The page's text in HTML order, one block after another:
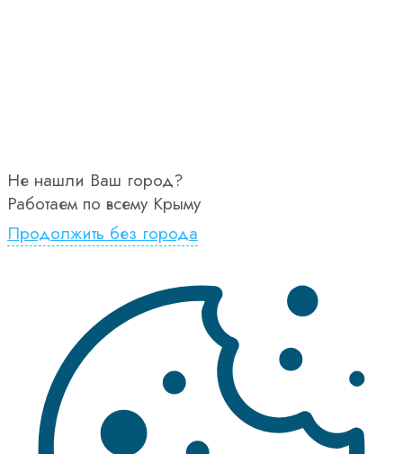
Не нашли Ваш город?
Работаем по всему Крыму
Продолжить без города